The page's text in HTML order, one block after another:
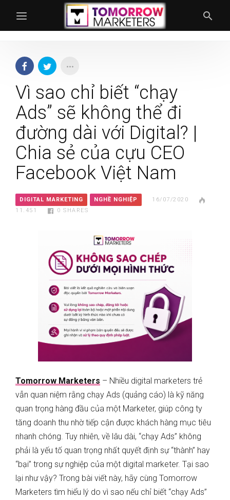
Vì sao chỉ biết “chạy
Ads” sẽ không thể đi
đường dài với Digital? |
Chia sẻ của cựu CEO
Facebook Việt Nam
DIGITAL MARKETING NGHỀ NGHIỆP
16/07/2020
11.451
0 SHARES
Tomorrow Marketers – Nhiều digital marketers trẻ
vẫn quan niệm rằng chạy Ads (quảng cáo) là kỹ năng
quan trọng hàng đầu của một Marketer, giúp công ty
tăng doanh thu nhờ tiếp cận được khách hàng mục tiêu
nhanh chóng. Tuy nhiên, về lâu dài, “chạy Ads” không
phải là yếu tố quan trọng nhất quyết định sự “thành” hay
“bại” trong sự nghiệp của một digital marketer. Tại sao
lại như vậy? Trong bài viết này, hãy cùng Tomorrow
Marketers tìm hiểu lý do vì sao nếu chỉ biết “chạy Ads”